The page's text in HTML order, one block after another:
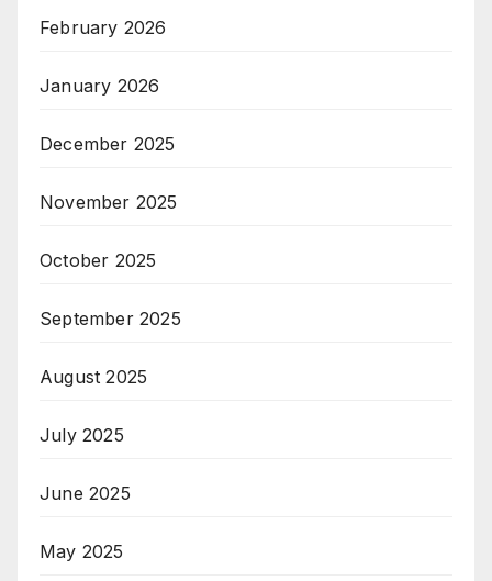
February 2026
January 2026
December 2025
November 2025
October 2025
September 2025
August 2025
July 2025
June 2025
May 2025